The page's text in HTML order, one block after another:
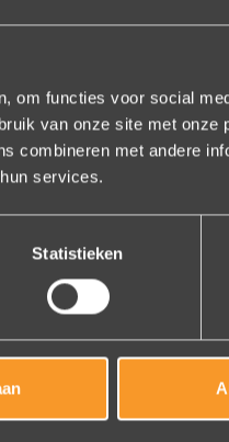
om functies voor social
van onze site met onze
combineren met andere
services.
Statistieken
maakt mijn verzameling
en ook voor jullie